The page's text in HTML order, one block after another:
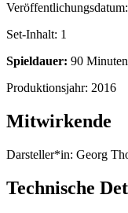
Veröffentlichungsdatum:
Set-Inhalt: 1
Spieldauer: 90 Minuten
Produktionsjahr: 2016
Mitwirkende
Darsteller*in: Georg
Technische